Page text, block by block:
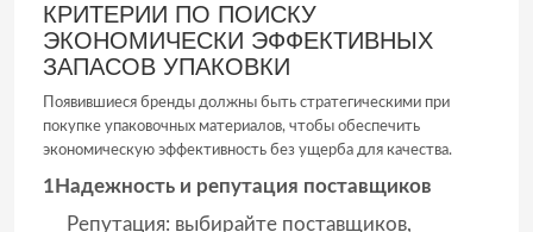
КРИТЕРИИ ПО ПОИСКУ
ЭКОНОМИЧЕСКИ ЭФФЕКТИВНЫХ
ЗАПАСОВ УПАКОВКИ
Появившиеся бренды должны быть стратегическими при
покупке упаковочных материалов, чтобы обеспечить
экономическую эффективность без ущерба для качества.
1Надежность и репутация поставщиков
Репутация: выбирайте поставщиков,